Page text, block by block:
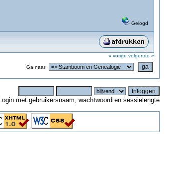
Gelogd
« vorige volgende »
Ga naar:
Login met gebruikersnaam, wachtwoord en sessielengte